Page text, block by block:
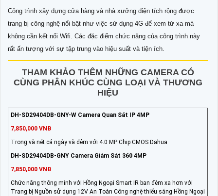
Công trình xây dựng cửa hàng và nhà xưởng diện tích rộng được
trang bị công nghệ nổi bật như việc sử dụng 4G để xem từ xa mà
không cần kết nối Wifi. Các đặc điểm chức năng của công trình này
rất ấn tượng với sự tập trung vào hiệu suất và tiện ích.
THAM KHẢO THÊM NHỮNG CAMERA CÓ
CÙNG PHÂN KHÚC CÙNG LOẠI VÀ THƯƠNG
HIỆU
DH-SD29404DB-GNY-W Camera Quan Sát IP 4MP
7,850,000 VNĐ
Trong và nét cả ngày và đêm với 4.0 MP Chip CMOS Dahua
DH-SD29404DB-GNY Camera Giám Sát 360 4MP
7,850,000 VNĐ
Chức năng thông minh với Hồng Ngoại Smart IR ban đêm xa hơn với
Trang bị Nguồn sử dụng 12V An Toàn Công nghệ thiếu sáng Hồng Ngoại